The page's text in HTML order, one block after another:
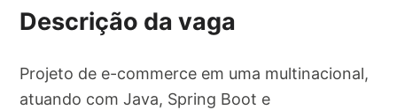
Descrição da vaga
Projeto de e-commerce em uma multinacional,
atuando com Java, Spring Boot e